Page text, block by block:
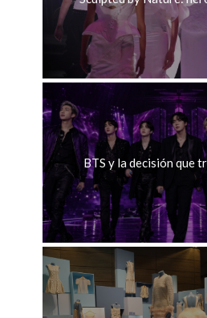
BTS y la decisión que